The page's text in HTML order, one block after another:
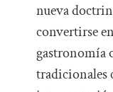
nueva
convertirse
gastronomía
tradicionales